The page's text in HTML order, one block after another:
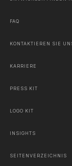
FAQ
KONTAKTIEREN SIE
KARRIERE
PRESS KIT
LOGO KIT
INSIGHTS
SEITENVERZEICHNIS